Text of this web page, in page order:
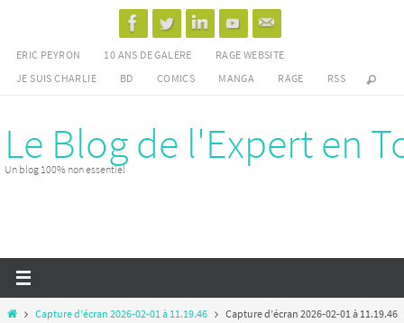
contenu
ERIC PEYRON 10 ANS DE GALÈRE
RAGE WEBSITE
JE SUIS CHARLIE
BD COMICS MANGA RAGE RSS
Le Blog de l'Expert en
Un blog 100% non essentiel
HomeCapture d’écran 2026-02-01 à 11.19.46 Capture d’écran 2026-02-01 à 11.19.46